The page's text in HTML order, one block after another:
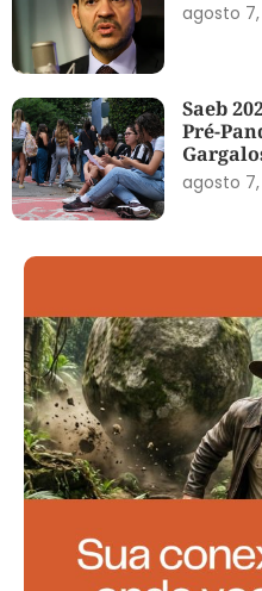
agosto
Saeb
Pré-
agosto